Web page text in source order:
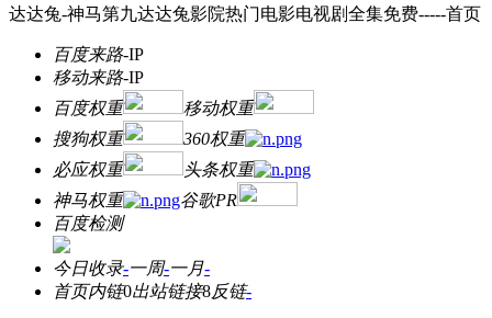
达达兔-神马第九达达兔影院热门电影电视剧全集免费-----首页
百度来路-IP
移动来路-IP
百度权重
移动权重
搜狗权重
360权重
必应权重
头条权重
神马权重
谷歌PR
百度检测
今日收录-一周-一月-
首页内链0出站链接8反链-